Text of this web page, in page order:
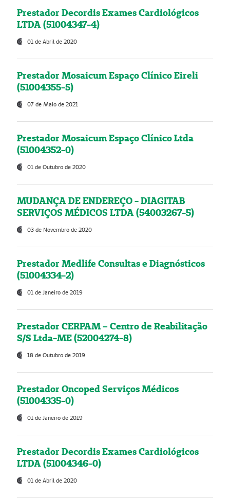
Prestador Decordis Exames Cardiológicos
LTDA (51004347-4)
01 de Abril de 2020
Prestador Mosaicum Espaço Clínico Eireli
(51004355-5)
07 de Maio de 2021
Prestador Mosaicum Espaço Clínico Ltda
(51004352-0)
01 de Outubro de 2020
MUDANÇA DE ENDEREÇO - DIAGITAB
SERVIÇOS MÉDICOS LTDA (54003267-5)
03 de Novembro de 2020
Prestador Medlife Consultas e Diagnósticos
(51004334-2)
01 de Janeiro de 2019
Prestador CERPAM – Centro de Reabilitação
S/S Ltda-ME (52004274-8)
18 de Outubro de 2019
Prestador Oncoped Serviços Médicos
(51004335-0)
01 de Janeiro de 2019
Prestador Decordis Exames Cardiológicos
LTDA (51004346-0)
01 de Abril de 2020